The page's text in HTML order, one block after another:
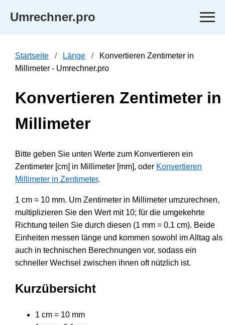
Umrechner.pro
Startseite Länge
Konvertieren Zentimeter in
Millimeter - Umrechner.pro
Konvertieren Zentimeter in
Millimeter
Bitte geben Sie unten Werte zum Konvertieren ein
Zentimeter [cm] in Millimeter [mm], oder Konvertieren
Millimeter in Zentimeter.
1 cm = 10 mm. Um Zentimeter in Millimeter umzurechnen,
multiplizieren Sie den Wert mit 10; für die umgekehrte
Richtung teilen Sie durch diesen (1 mm = 0.1 cm). Beide
Einheiten messen länge und kommen sowohl im Alltag als
auch in technischen Berechnungen vor, sodass ein
schneller Wechsel zwischen ihnen oft nützlich ist.
Kurzübersicht
1 cm = 10 mm